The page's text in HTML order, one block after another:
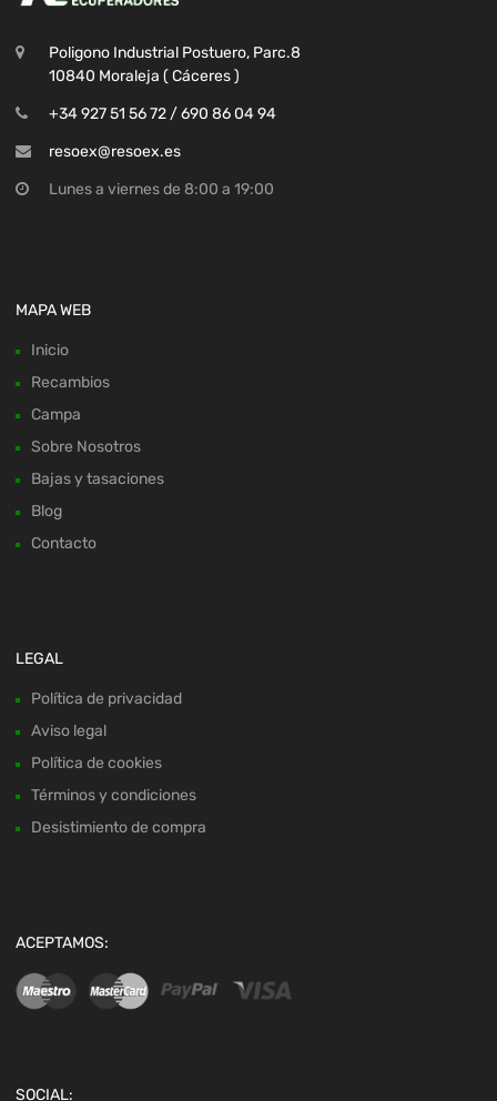
Poligono Industrial Postuero, Parc.8
10840 Moraleja ( Cáceres )
+34 927 51 56 72 / 690 86 04 94
resoex@resoex.es
Lunes a viernes de 8:00 a 19:00
MAPA WEB
Inicio
Recambios
Campa
Sobre Nosotros
Bajas y tasaciones
Blog
Contacto
LEGAL
Política de privacidad
Aviso legal
Política de cookies
Términos y condiciones
Desistimiento de compra
ACEPTAMOS:
SOCIAL: